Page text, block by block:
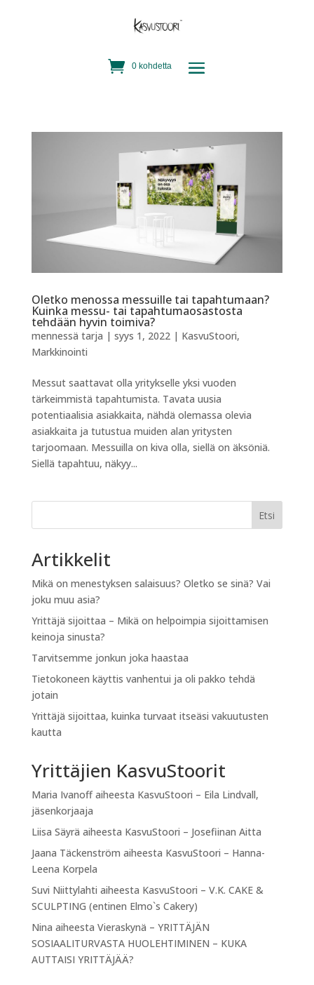
0 kohdetta
Oletko menossa messuille tai tapahtumaan?
Kuinka messu- tai tapahtumaosastosta
tehdään hyvin toimiva?
mennessä tarja | syys 1, 2022| KasvuStoori,
Markkinointi
Messut saattavat olla yritykselle yksi vuoden
tärkeimmistä tapahtumista. Tavata uusia
potentiaalisia asiakkaita, nähdä olemassa olevia
asiakkaita ja tutustua muiden alan yritysten
tarjoomaan. Messuilla on kiva olla, siellä on äksöniä.
Siellä tapahtuu, näkyy...
Etsi
Artikkelit
Mikä on menestyksen salaisuus? Oletko se sinä? Vai
joku muu asia?
Yrittäjä sijoittaa – Mikä on helpoimpia sijoittamisen
keinoja sinusta?
Tarvitsemme jonkun joka haastaa
Tietokoneen käyttis vanhentui ja oli pakko tehdä
jotain
Yrittäjä sijoittaa, kuinka turvaat itseäsi vakuutusten
kautta
Yrittäjien KasvuStoorit
Maria Ivanoffaiheesta KasvuStoori – Eila Lindvall,
jäsenkorjaaja
Liisa Säyrä aiheesta KasvuStoori – Josefiinan Aitta
Jaana Täckenström aiheesta KasvuStoori – Hanna-
Leena Korpela
Suvi Niittylahti aiheesta KasvuStoori – V.K. CAKE &
SCULPTING (entinen Elmo`s Cakery)
Nina aiheesta Vieraskynä – YRITTÄJÄN
SOSIAALITURVASTA HUOLEHTIMINEN – KUKA
AUTTAISI YRITTÄJÄÄ?